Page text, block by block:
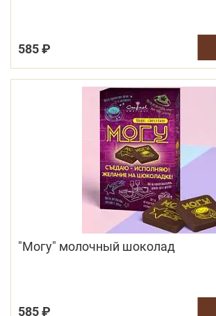
585 ₽
"Могу" молочный шоколад
585 ₽